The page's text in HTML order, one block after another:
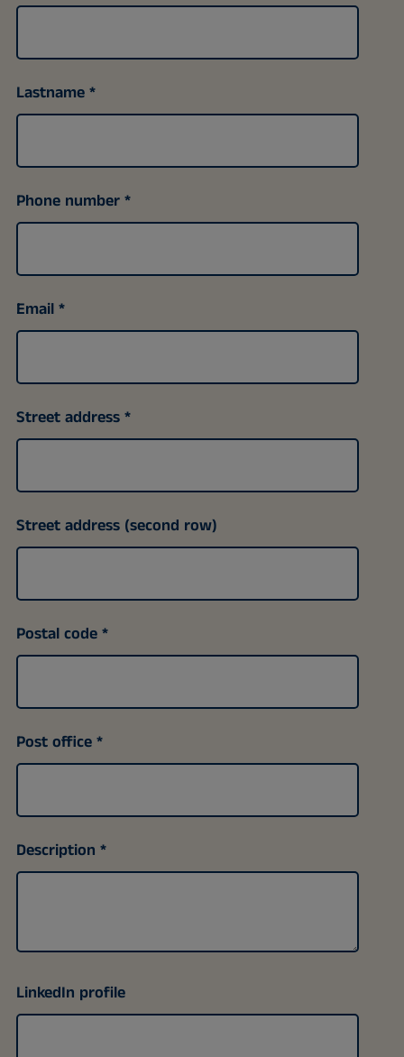
Lastname
Phone number
Email
Street address
Street address (second row)
Postal code
Post office
Description
LinkedIn profile